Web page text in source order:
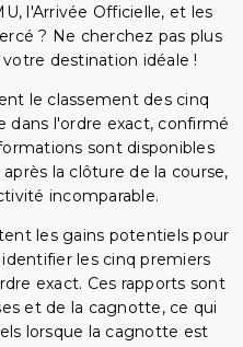
l'Arrivée Officielle, et les
? Ne cherchez pas plus
destination idéale !
le classement des cinq
dans l'ordre exact, confirmé
sont disponibles
la clôture de la course,
incomparable.
les gains potentiels pour
les cinq premiers
exact. Ces rapports sont
et de la cagnotte, ce qui
lorsque la cagnotte est